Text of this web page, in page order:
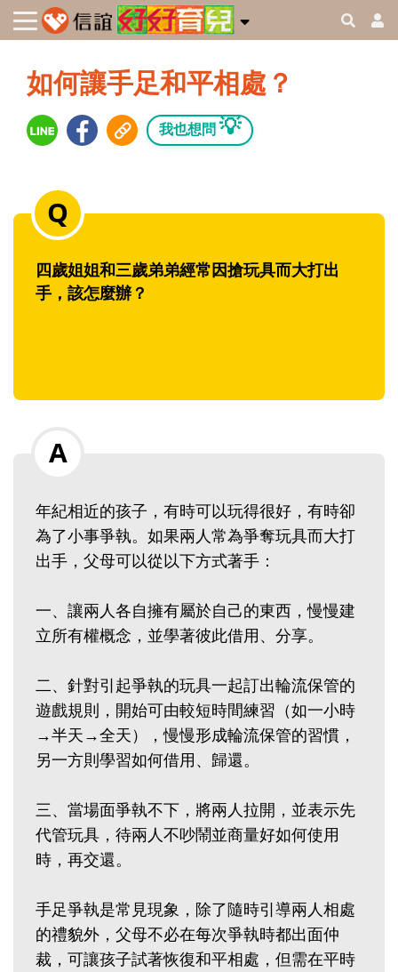
如何讓手足和平相處？
我也想問 💡
四歲姐姐和三歲弟弟經常因搶玩具而大打出
手，該怎麼辦？
年紀相近的孩子，有時可以玩得很好，有時卻
為了小事爭執。如果兩人常為爭奪玩具而大打
出手，父母可以從以下方式著手：
一、讓兩人各自擁有屬於自己的東西，慢慢建
立所有權概念，並學著彼此借用、分享。
二、針對引起爭執的玩具一起訂出輪流保管的
遊戲規則，開始可由較短時間練習（如一小時
→半天→全天），慢慢形成輪流保管的習慣，
另一方則學習如何借用、歸還。
三、當場面爭執不下，將兩人拉開，並表示先
代管玩具，待兩人不吵鬧並商量好如何使用
時，再交還。
手足爭執是常見現象，除了隨時引導兩人相處
的禮貌外，父母不必在每次爭執時都出面仲
裁，可讓孩子試著恢復和平相處，但需在平時